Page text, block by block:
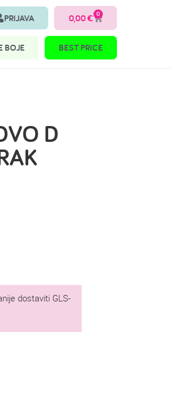
PRIJAVA 0,00€ 0
BOJE BEST PRICE
D
dostaviti GLS-